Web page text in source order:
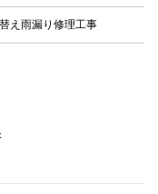
え雨漏り修理工事